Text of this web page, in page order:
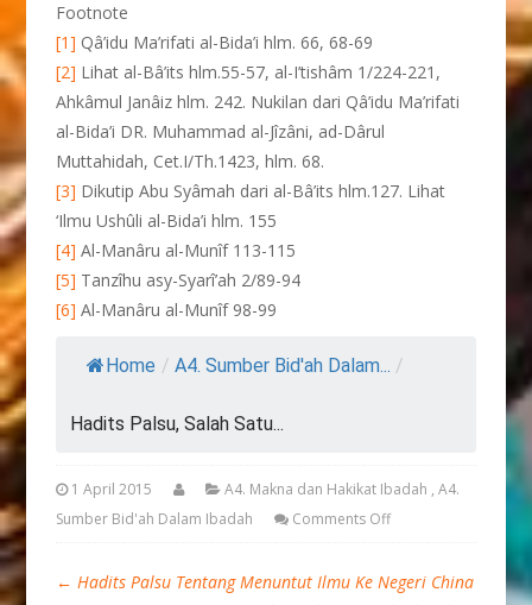
Footnote
[1] Qâ’idu Ma’rifati al-Bida’i hlm. 66, 68-69
[2] Lihat al-Bâ’its hlm.55-57, al-I’tishâm 1/224-221,
Ahkâmul Janâiz hlm. 242. Nukilan dari Qâ’idu Ma’rifati
al-Bida’i DR. Muhammad al-Jîzâni, ad-Dârul
Muttahidah, Cet.I/Th.1423, hlm. 68.
[3] Dikutip Abu Syâmah dari al-Bâ’its hlm.127. Lihat
‘Ilmu Ushûli al-Bida’i hlm. 155
[4] Al-Manâru al-Munîf 113-115
[5] Tanzîhu asy-Syarî’ah 2/89-94
[6] Al-Manâru al-Munîf 98-99
Home / A4. Sumber Bid'ah Dalam... /
Hadits Palsu, Salah Satu...
1 April 2015 A4. Makna dan Hakikat Ibadah ,A4.
Sumber Bid'ah Dalam Ibadah
Comments Off
← Hadits Palsu Tentang Menuntut Ilmu Ke Negeri China